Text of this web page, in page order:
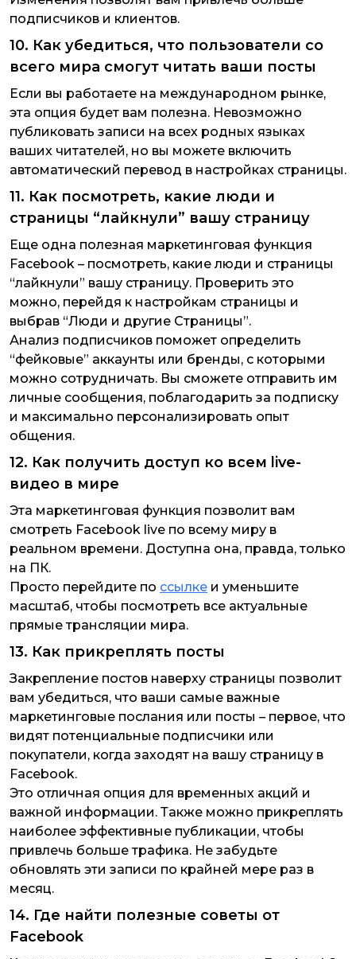
подписчиков и клиентов.
10. Как убедиться, что пользователи со
всего мира смогут читать ваши посты
Если вы работаете на международном рынке,
эта опция будет вам полезна. Невозможно
публиковать записи на всех родных языках
ваших читателей, но вы можете включить
автоматический перевод в настройках страницы.
11. Как посмотреть, какие люди и
страницы “лайкнули” вашу страницу
Еще одна полезная маркетинговая функция
Facebook – посмотреть, какие люди и страницы
“лайкнули” вашу страницу. Проверить это
можно, перейдя к настройкам страницы и
выбрав “Люди и другие Страницы”.
Анализ подписчиков поможет определить
“фейковые” аккаунты или бренды, с которыми
можно сотрудничать. Вы сможете отправить им
личные сообщения, поблагодарить за подписку
и максимально персонализировать опыт
общения.
12. Как получить доступ ко всем live-
видео в мире
Эта маркетинговая функция позволит вам
смотреть Facebook live по всему миру в
реальном времени. Доступна она, правда, только
на ПК.
Просто перейдите по ссылке и уменьшите
масштаб, чтобы посмотреть все актуальные
прямые трансляции мира.
13. Как прикреплять посты
Закрепление постов наверху страницы позволит
вам убедиться, что ваши самые важные
маркетинговые послания или посты – первое, что
видят потенциальные подписчики или
покупатели, когда заходят на вашу страницу в
Facebook.
Это отличная опция для временных акций и
важной информации. Также можно прикреплять
наиболее эффективные публикации, чтобы
привлечь больше трафика. Не забудьте
обновлять эти записи по крайней мере раз в
месяц.
14. Где найти полезные советы от
Facebook